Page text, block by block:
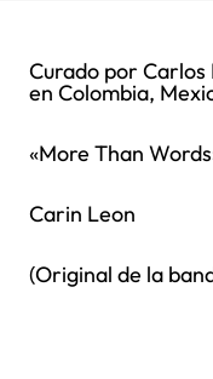
Curado por Carlos Passage, corresponsal senior
en Colombia,
«More Than
Carin Leon
(Original de la